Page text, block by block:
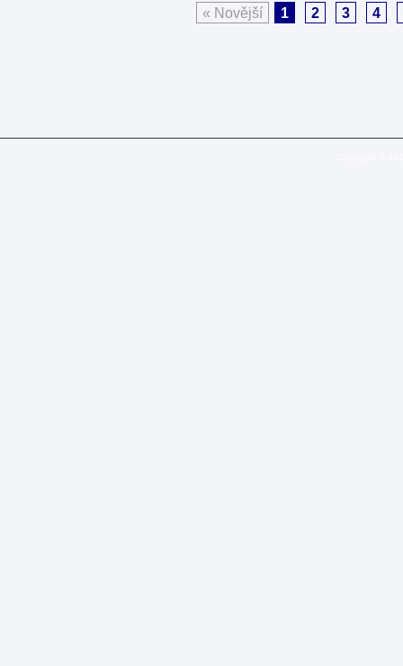
« Novější 1 2 3 4